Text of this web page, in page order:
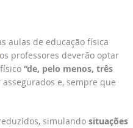
aulas de educação física
os professores deverão optar
“de, pelo menos, três
e, sempre que
simulando situações